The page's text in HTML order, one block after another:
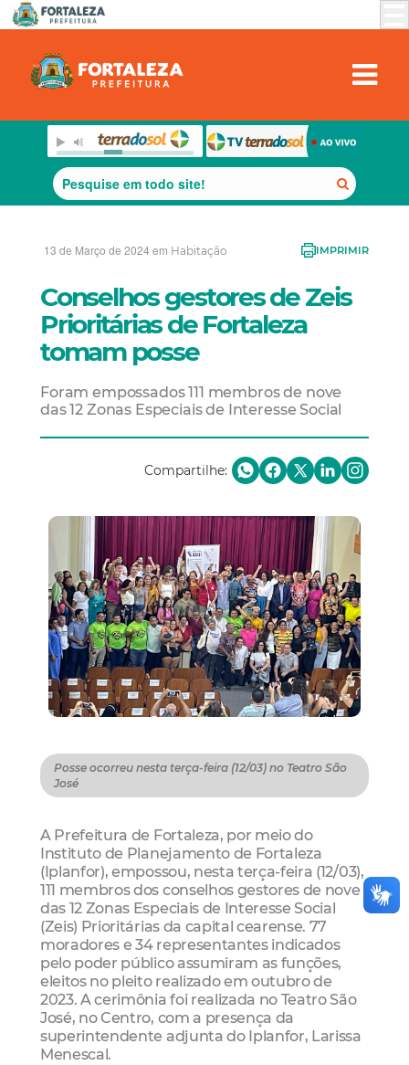
13 de Março de 2024 em Habitação IMPRIMIR
Conselhos gestores de Zeis
Prioritárias de Fortaleza
tomam posse
Foram empossados 111 membros de nove
das 12 Zonas Especiais de Interesse Social
Compartilhe:
Posse ocorreu nesta terça-feira (12/03) no Teatro São
José
A Prefeitura de Fortaleza, por meio do
Instituto de Planejamento de Fortaleza
(Iplanfor), empossou, nesta terça-feira (12/03),
111 membros dos conselhos gestores de nove
das 12 Zonas Especiais de Interesse Social
(Zeis) Prioritárias da capital cearense. 77
moradores e 34 representantes indicados
pelo poder público assumiram as funções,
eleitos no pleito realizado em outubro de
2023. A cerimônia foi realizada no Teatro São
José, no Centro, com a presença da
superintendente adjunta do Iplanfor, Larissa
Menescal.